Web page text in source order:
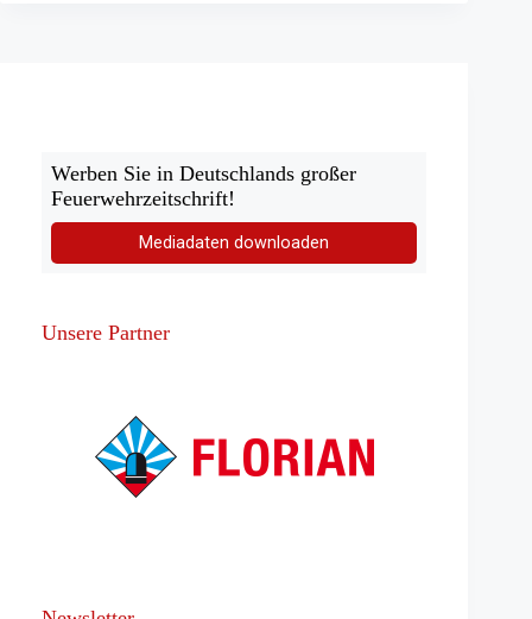
Werben Sie in Deutschlands großer
Feuerwehrzeitschrift!
Mediadaten downloaden
Unsere Partner